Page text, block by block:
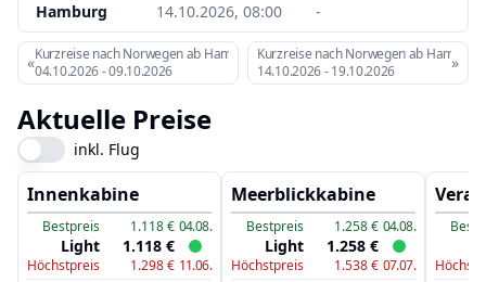
Hamburg
14.10.2026, 08:00 -
«Kurzreise nach Norwegen ab Hamburg
04.10.2026-09.10.2026
Kurzreise nach Norwegen ab Hamburg
14.10.2026-19.10.2026 »
Aktuelle Preise
inkl. Flug
Innenkabine
Bestpreis 1.118€ 04.08.
Light 1.118€
Höchstpreis 1.298€ 11.06.
Meerblickkabine
Bestpreis 1.258€ 04.08.
Light 1.258€
Höchstpreis 1.538€ 07.07.